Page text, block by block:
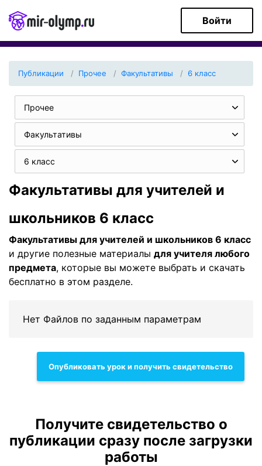
Войти
Публикации Прочее Факультативы 6 класс
Прочее
Факультативы
6 класс
Факультативы для учителей и
школьников 6 класс
Факультативы для учителей и школьников 6 класс
и другие полезные материалы для учителя любого
предмета, которые вы можете выбрать и скачать
бесплатно в этом разделе.
Нет Файлов по заданным параметрам
Опубликовать урок и получить свидетельство
Получите свидетельство о
публикации сразу после загрузки
работы